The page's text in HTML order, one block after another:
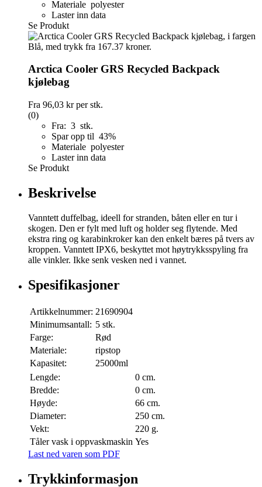
Materiale polyester
Laster inn data
Se Produkt
Arctica Cooler GRS Recycled Backpack
kjølebag
Fra 96,03 krper stk.
(0)
Fra: 3 stk.
Spar opp til 43%
Materiale polyester
Laster inn data
Se Produkt
Beskrivelse
Vanntett duffelbag, ideell for stranden, båten eller en tur i
skogen. Den er fylt med luft og holder seg flytende. Med
ekstra ring og karabinkroker kan den enkelt bæres på tvers av
kroppen. Vanntett IPX6, beskyttet mot høytrykksspyling fra
alle vinkler. Ikke senk vesken ned i vannet.
Spesifikasjoner
Artikkelnummer: 21690904
Minimumsantall: 5 stk.
Farge:
Rød
Materiale:
ripstop
Kapasitet:
25000ml
Lengde:
0 cm.
Bredde:
0 cm.
Høyde:
66 cm.
Diameter:
250 cm.
Vekt:
220 g.
Tåler vask i oppvaskmaskin Yes
Last ned varen som PDF
Trykkinformasjon